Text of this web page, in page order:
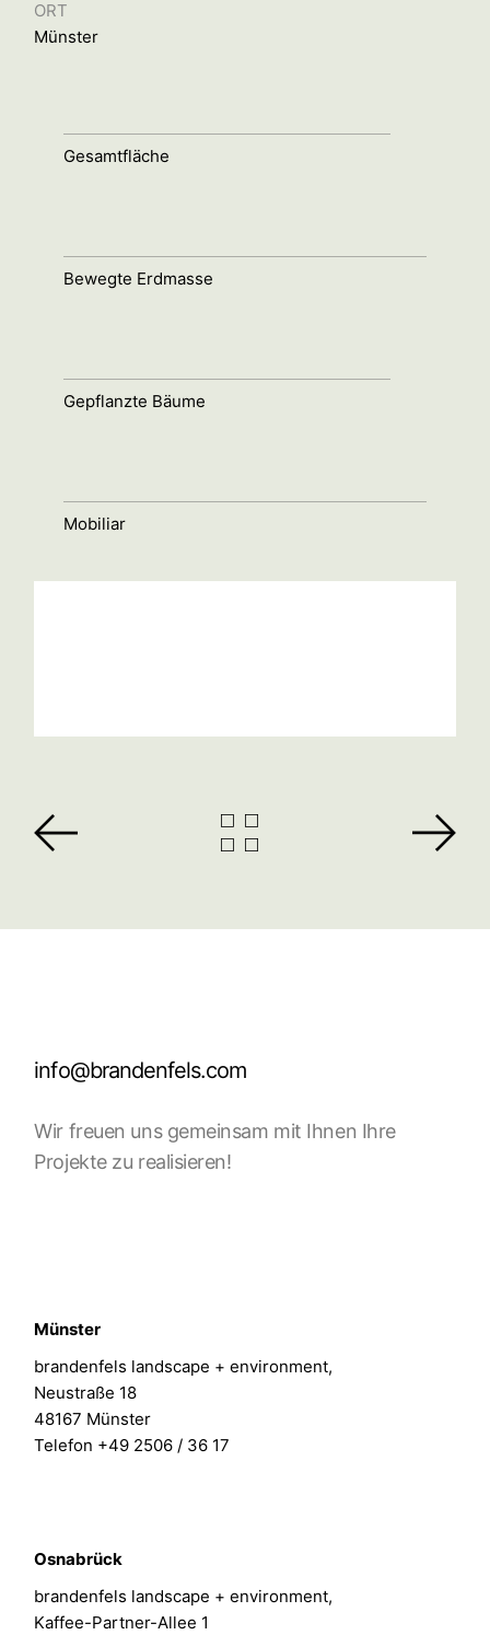
ORT
Münster
Gesamtfläche
Bewegte Erdmasse
Gepflanzte Bäume
Mobiliar
info@brandenfels.com
Wir freuen uns gemeinsam mit Ihnen Ihre
Projekte zu realisieren!
Münster
brandenfels landscape + environment,
Neustraße 18
48167 Münster
Telefon +49 2506 / 36 17
Osnabrück
brandenfels landscape + environment,
Kaffee-Partner-Allee 1